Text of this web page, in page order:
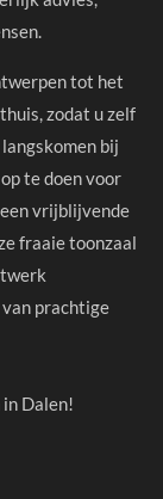
tot het
zodat u zelf
bij
te doen voor
vrijblijvende
fraaie toonzaal
prachtige
Dalen!